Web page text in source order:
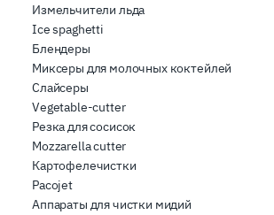
Измельчители льда
Ice spaghetti
Блендеры
Миксеры для молочных коктейлей
Слайсеры
Vegetable-cutter
Резка для сосисок
Mozzarella cutter
Картофелечистки
Pacojet
Аппараты для чистки мидий